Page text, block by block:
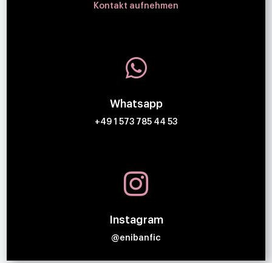
Kontakt aufnehmen

Whatsapp
+49 1 573 785 44 53

Instagram
@enibanfic